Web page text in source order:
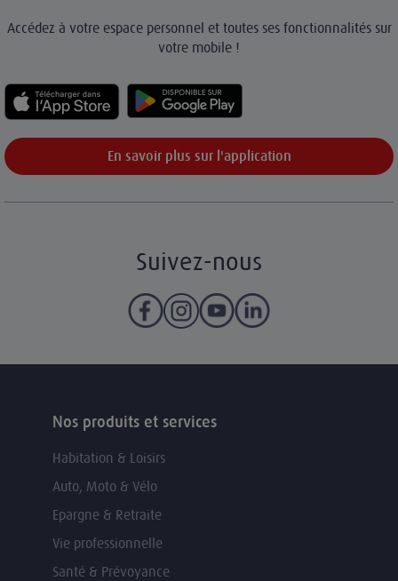
Accédez à votre espace personnel et toutes ses fonctionnalités sur
votre mobile !
En savoir plus sur l'application
Suivez-nous
Nos produits et services
Habitation & Loisirs
Auto, Moto & Vélo
Epargne & Retraite
Vie professionnelle
Santé & Prévoyance